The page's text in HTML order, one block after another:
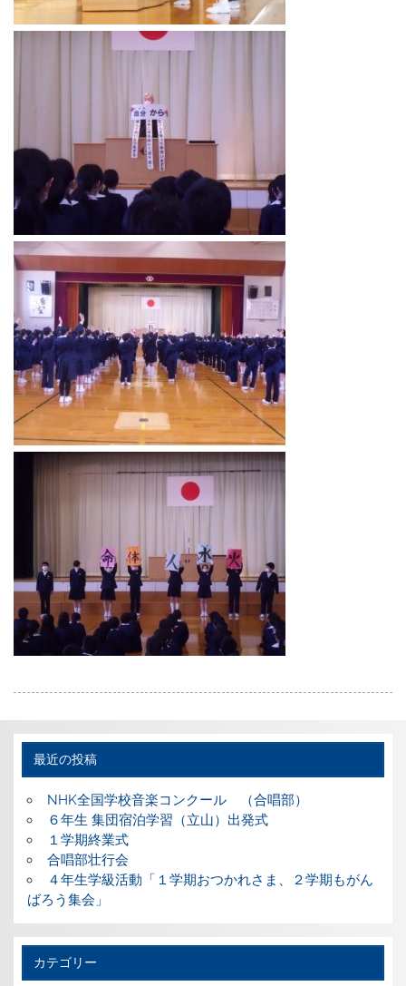
最近の投稿
NHK全国学校音楽コンクール （合唱部）
６年生 集団宿泊学習（立山）出発式
１学期終業式
合唱部壮行会
４年生学級活動「１学期おつかれさま、２学期もがん
ばろう集会」
カテゴリー